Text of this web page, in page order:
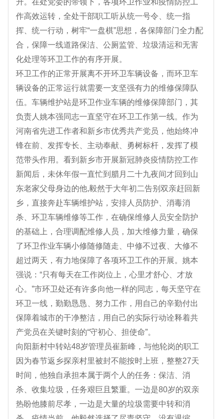
作高效运转，全处干部职工听从统一号令、统一指
挥、统一行动，树牢“一盘棋”思想，各保障部门全力配
合，保障一线道路保洁、公厕监管、垃圾清运和无害
化处理等环卫工作的有序开展。
环卫工作的正常开展离不开环卫车辆设备，而环卫车
辆设备的正常运行就需要一支坚强有力的维修保障队
伍。车辆维护站是环卫作业车辆的维修保障部门，其
负责人姚本强同志一直坚守在环卫工作第一线。作为
河南省先进工作者和新乡市优秀共产党员，他始终冲
锋在前、发挥专长、主动奉献、勇树标杆，发挥了模
范带头作用。看到新乡市开展新冠肺炎疫情防控工作
新闻后，未休年假一直忙到腊月二十九夜间才回到山
东老家父母身边的他,毅然于大年初二告别双亲赶回新
乡，直接奔赴车辆维护站，安排人员防护、消毒消
杀、环卫车辆维修等工作，在确保维修人员安全防护
的基础上，合理调配维修人员，加大维修力量，确保
了环卫作业车辆小修随修随走、中修不过夜、大修不
超过两天，有力地保障了各项环卫工作的开展。姚本
强说：“只有每天在工作岗位上，心里才舒心、才放
心。”市环卫处还有许多向他一样的同志，每天坚守在
环卫一线，勤勤恳恳、努力工作，用自己的辛勤付出
保障着城市的干净整洁，用自己的实际行动诠释着共
产党员在关键时刻的“守初心、担使命”。
向阳新村中转站48岁管理员崔新峰，与他轮岗的职工
因为春节返乡探亲村里被封不能按时上班，整整27天
时间，他独自承担本属于两个人的任务：保洁、消
杀、收集垃圾，任务艰巨且繁重。一边是80岁的双亲
热盼他膝前尽孝，一边是大量的垃圾需要中转和消